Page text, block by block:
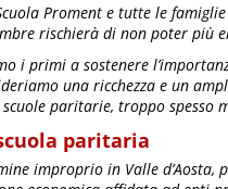
Proment e tutte le
rischierà di non poter più
i primi a sostenere
una ricchezza e un
paritarie, troppo spesso
paritaria
improprio in Valle